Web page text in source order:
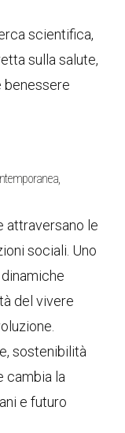
scientifica,
sulla salute,
benessere
attraversano le
sociali. Uno
del vivere
sostenibilità
cambia la
e futuro